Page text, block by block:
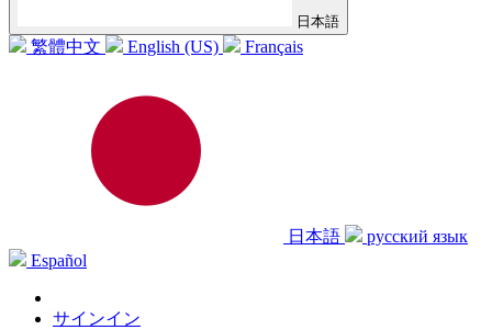
日本語
繁體中文 English (US) Français
日本語
русский язык
Español
サインイン